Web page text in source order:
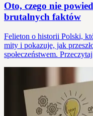
Oto, czego nie
brutalnych faktów
Felieton o historii Polski,
mity i pokazuje, jak
społeczeństwem.